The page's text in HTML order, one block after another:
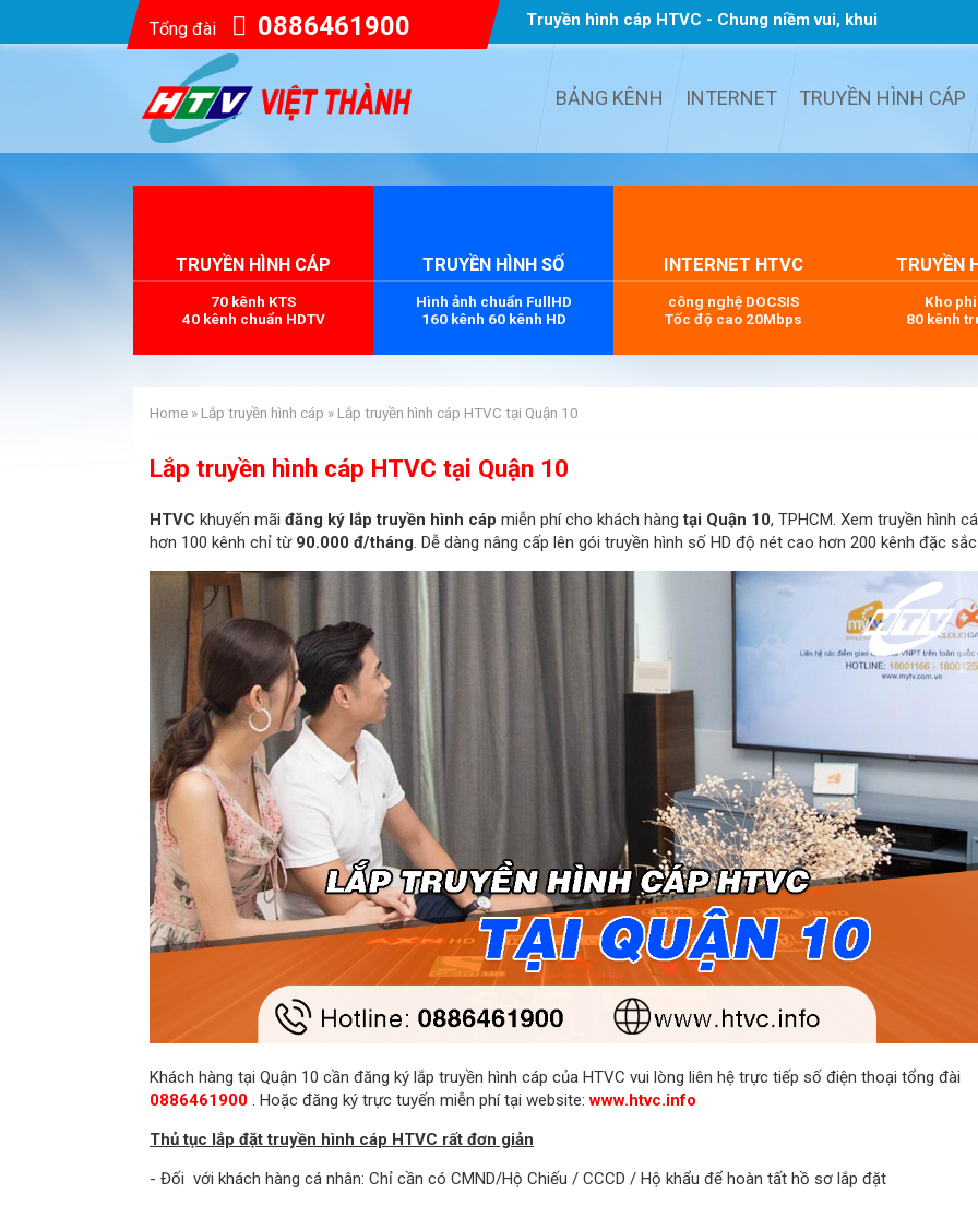
Tổng đài 0886461900 Truyền hình cáp HTVC - Chung niềm vui, khui
BẢNG KÊNH INTERNET TRUYỀN HÌNH CÁP
TRUYỀN HÌNH CÁP
70 kênh KTS
40 kênh chuẩn HDTV
TRUYỀN HÌNH SỐ
Hình ảnh chuẩn FullHD
160 kênh 60 kênh HD
INTERNET HTVC
công nghệ DOCSIS
Tốc độ cao 20Mbps
TRUYỀN
Kho
80 kênh
Home » Lắp truyền hình cáp » Lắp truyền hình cáp HTVC tại Quận 10
Lắp truyền hình cáp HTVC tại Quận 10
HTVC khuyến mãi đăng ký lắp truyền hình cáp miễn phí cho khách hàng tại Quận 10, TPHCM. Xem truyền hình
hơn 100 kênh chỉ từ 90.000 đ/tháng. Dễ dàng nâng cấp lên gói truyền hình số HD độ nét cao hơn 200 kênh đặc sắc.
Khách hàng tại Quận 10 cần đăng ký lắp truyền hình cáp của HTVC vui lòng liên hệ trực tiếp số điện thoại tổng đài
0886461900 . Hoặc đăng ký trực tuyến miễn phí tại website:www.htvc.info
Thủ tục lắp đặt truyền hình cáp HTVC rất đơn giản
- Đối với khách hàng cá nhân: Chỉ cần có CMND/Hộ Chiếu / CCCD / Hộ khẩu để hoàn tất hồ sơ lắp đặt